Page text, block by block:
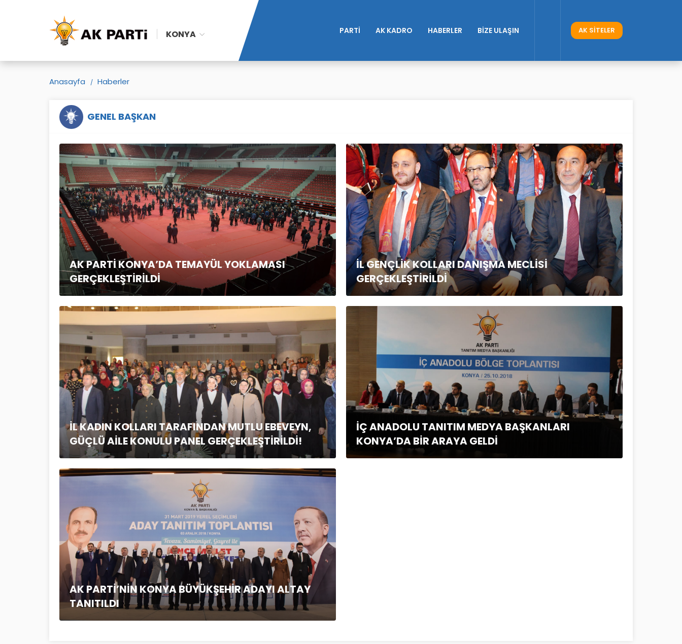
KONYA PARTİ AK KADRO HABERLER BİZE ULAŞIN AK SİTELER
Anasayfa Haberler
GENEL BAŞKAN
AK PARTİ KONYA’DA TEMAYÜL YOKLAMASI
GERÇEKLEŞTİRİLDİ
İL GENÇLİK KOLLARI DANIŞMA MECLİSİ
GERÇEKLEŞTİRİLDİ
İL KADIN KOLLARI TARAFINDAN MUTLU EBEVEYN,
GÜÇLÜ AİLE KONULU PANEL GERÇEKLEŞTİRİLDİ!
İÇ ANADOLU TANITIM MEDYA BAŞKANLARI
KONYA’DA BİR ARAYA GELDİ
AK PARTİ’NİN KONYA BÜYÜKŞEHİR ADAYI ALTAY
TANITILDI